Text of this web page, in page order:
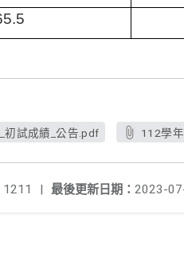
初試成績_公告.pdf 112學
最後更新日期： 2023-
1211 |